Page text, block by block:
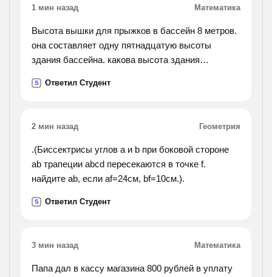
1 мин назад Математика
Высота вышки для прыжков в бассейн 8 метров.
она составляет одну пятнадцатую высоты
здания бассейна. какова высота здания
S Ответил Студент
2 мин назад Геометрия
.(Биссектрисы углов a и b при боковой стороне
ab трапеции abcd пересекаются в точке f.
найдите ab, если af=24см, bf=10см.).
S Ответил Студент
3 мин назад Математика
Папа дал в кассу магазина 800 рублей в уплату